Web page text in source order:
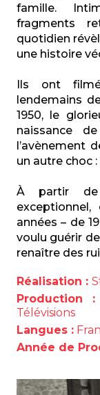
famille.
fragments
quotidien
une histoire
Ils ont
lendemains
1950, le
naissance
l’avènement
un autre choc :
À partir de
années – de
voulu guérir
renaître des
Réalisation :
Production :
Télévisions
Langues :
Année de